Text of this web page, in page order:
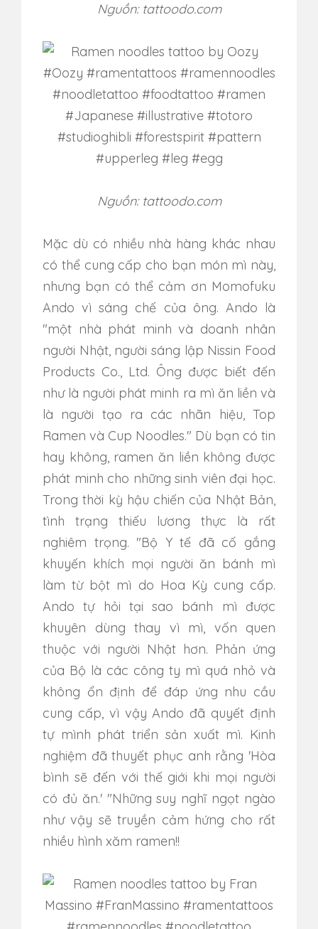
Nguồn: tattoodo.com
Nguồn: tattoodo.com
Mặc dù có nhiều nhà hàng khác nhau
có thể cung cấp cho bạn món mì này,
nhưng bạn có thể cảm ơn Momofuku
Ando vì sáng chế của ông. Ando là
"một nhà phát minh và doanh nhân
người Nhật, người sáng lập Nissin Food
Products Co., Ltd. Ông được biết đến
như là người phát minh ra mì ăn liền và
là người tạo ra các nhãn hiệu, Top
Ramen và Cup Noodles." Dù bạn có tin
hay không, ramen ăn liền không được
phát minh cho những sinh viên đại học.
Trong thời kỳ hậu chiến của Nhật Bản,
tình trạng thiếu lương thực là rất
nghiêm trọng. "Bộ Y tế đã cố gắng
khuyến khích mọi người ăn bánh mì
làm từ bột mì do Hoa Kỳ cung cấp.
Ando tự hỏi tại sao bánh mì được
khuyên dùng thay vì mì, vốn quen
thuộc với người Nhật hơn. Phản ứng
của Bộ là các công ty mì quá nhỏ và
không ổn định để đáp ứng nhu cầu
cung cấp, vì vậy Ando đã quyết định
tự mình phát triển sản xuất mì. Kinh
nghiệm đã thuyết phục anh rằng 'Hòa
bình sẽ đến với thế giới khi mọi người
có đủ ăn.' "Những suy nghĩ ngọt ngào
như vậy sẽ truyền cảm hứng cho rất
nhiều hình xăm ramen!!